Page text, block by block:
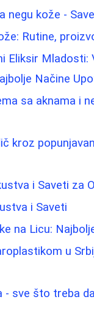
negu kože -
Rutine,
Eliksir Mladosti:
Načine
sa aknama i
kroz
i Saveti za
i Saveti
na Licu:
u
- sve što treba